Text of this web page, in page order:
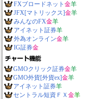
FXブロードネット 金羊
JFX[マトリックス]金羊
みんなのFX金羊
アイネット証券羊
外為オンライン金羊
IG証券金
GMOクリック証券金羊
GMO外貨[外貨ex]金羊
アイネット証券羊
セントラル短資ＦＸ 金羊